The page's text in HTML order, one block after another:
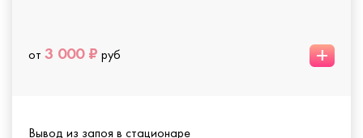
от 3 000 ₽ руб +
Вывод из запоя в стационаре